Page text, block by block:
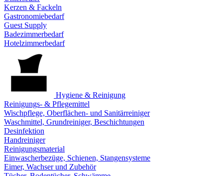
Kerzen & Fackeln
Gastronomiebedarf
Guest Supply
Badezimmerbedarf
Hotelzimmerbedarf
Hygiene & Reinigung
Reinigungs- & Pflegemittel
Wischpflege, Oberflächen- und Sanitärreiniger
Waschmittel, Grundreiniger, Beschichtungen
Desinfektion
Handreiniger
Reinigungsmaterial
Einwascherbezüge, Schienen, Stangensysteme
Eimer, Wachser und Zubehör